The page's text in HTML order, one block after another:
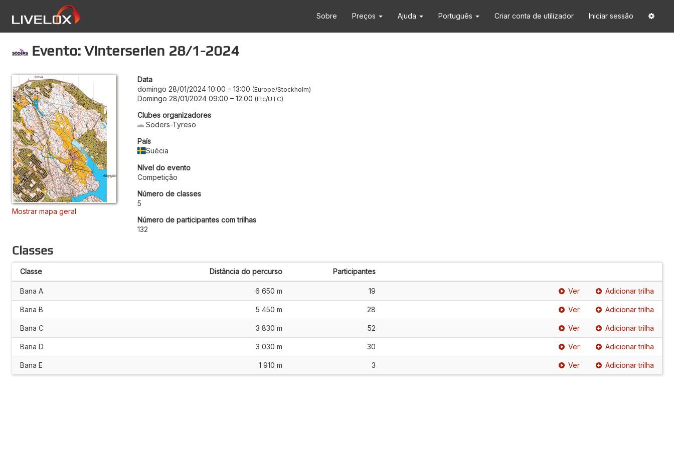
Sobre Preços Ajuda Português Criar conta de utilizador Iniciar sessão
Evento: Vinterserien 28/1-2024
Mostrar mapa geral
Data
domingo 28/01/2024 10:00 – 13:00 Europe/Stockholm
Domingo 28/01/2024 09:00 – 12:00 Etc/UTC
Clubes organizadores
Söders-Tyresö
País
Suécia
Nível do evento
Competição
Número de classes
5
Número de participantes com trilhas
132
Classes
Classe Distância do percurso Participantes
Bana A 6 650 m 19 Ver Adicionar trilha
Bana B 5 450 m 28 Ver Adicionar trilha
Bana C 3 830 m 52 Ver Adicionar trilha
Bana D 3 030 m 30 Ver Adicionar trilha
Bana E 1 910 m 3 Ver Adicionar trilha